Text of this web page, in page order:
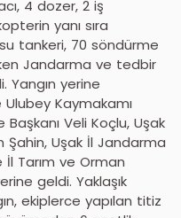
4 dozer, 2 iş
yanı sıra
tankeri, 70 söndürme
Jandarma ve tedbir
Yangın yerine
Kaymakamı
Veli Koçlu, Uşak
Uşak İl Jandarma
Tarım ve Orman
geldi. Yaklaşık
ekiplerce yapılan titiz